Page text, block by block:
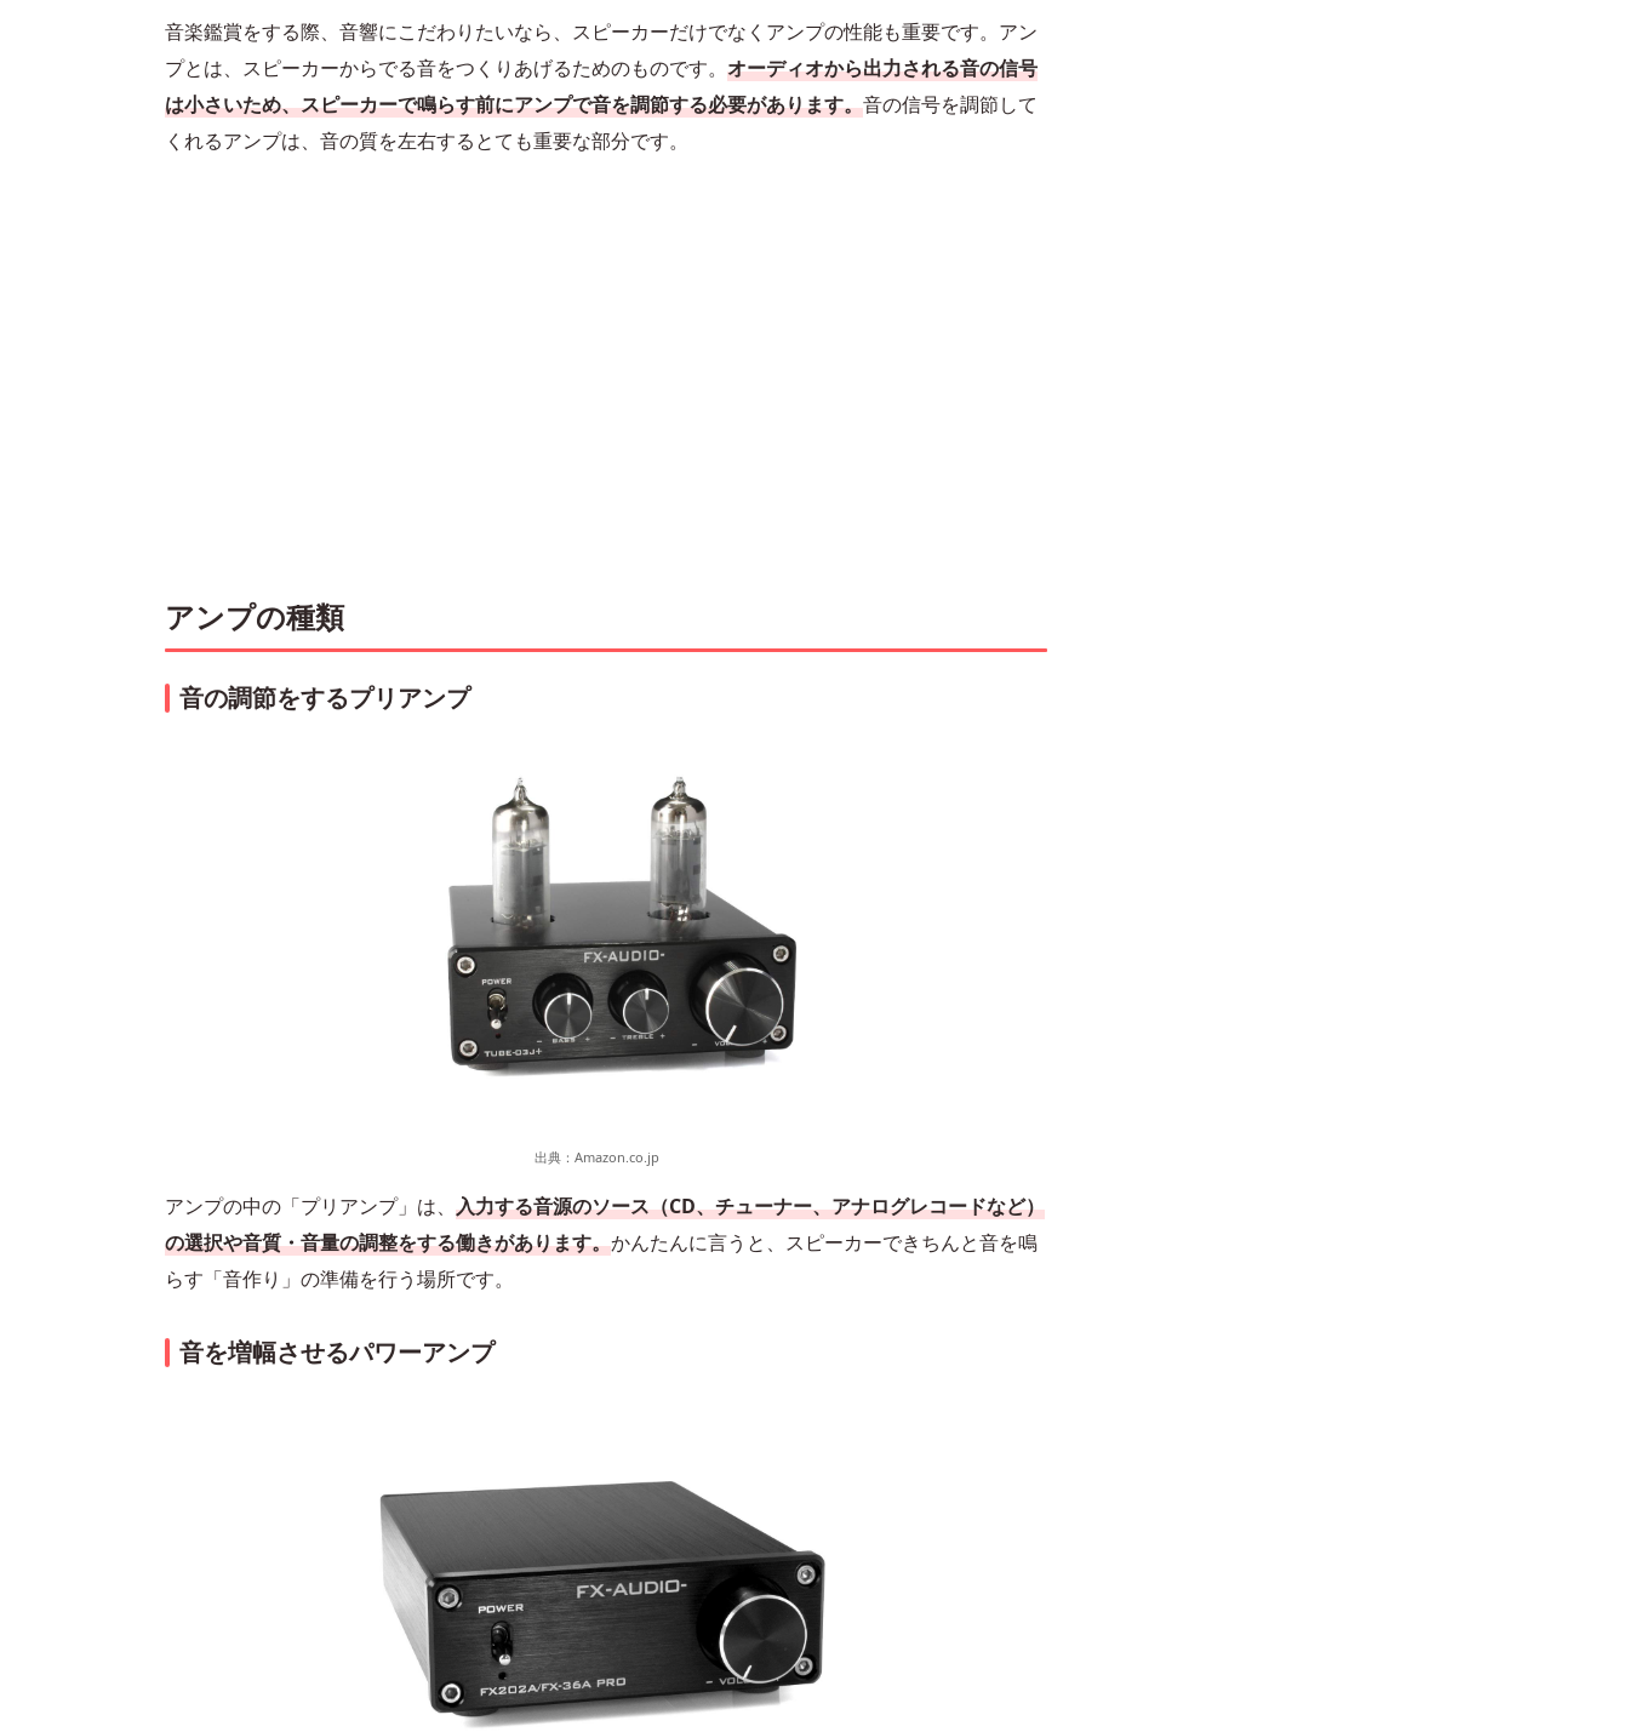
音楽鑑賞をする際、音響にこだわりたいなら、スピーカーだけでなくアンプの性能も重要です。アン
プとは、スピーカーからでる音をつくりあげるためのものです。 オーディオから出力される音の信号
は小さいため、スピーカーで鳴らす前にアンプで音を調節する必要があります。音の信号を調節して
くれるアンプは、音の質を左右するとても重要な部分です。
アンプの種類
音の調節をするプリアンプ
出典： Amazon.co.jp
アンプの中の「プリアンプ」は、 入力する音源のソース（CD、チューナー、アナログレコードなど）
の選択や音質・音量の調整をする働きがあります。かんたんに言うと、スピーカーできちんと音を鳴
らす「音作り」の準備を行う場所です。
音を増幅させるパワーアンプ